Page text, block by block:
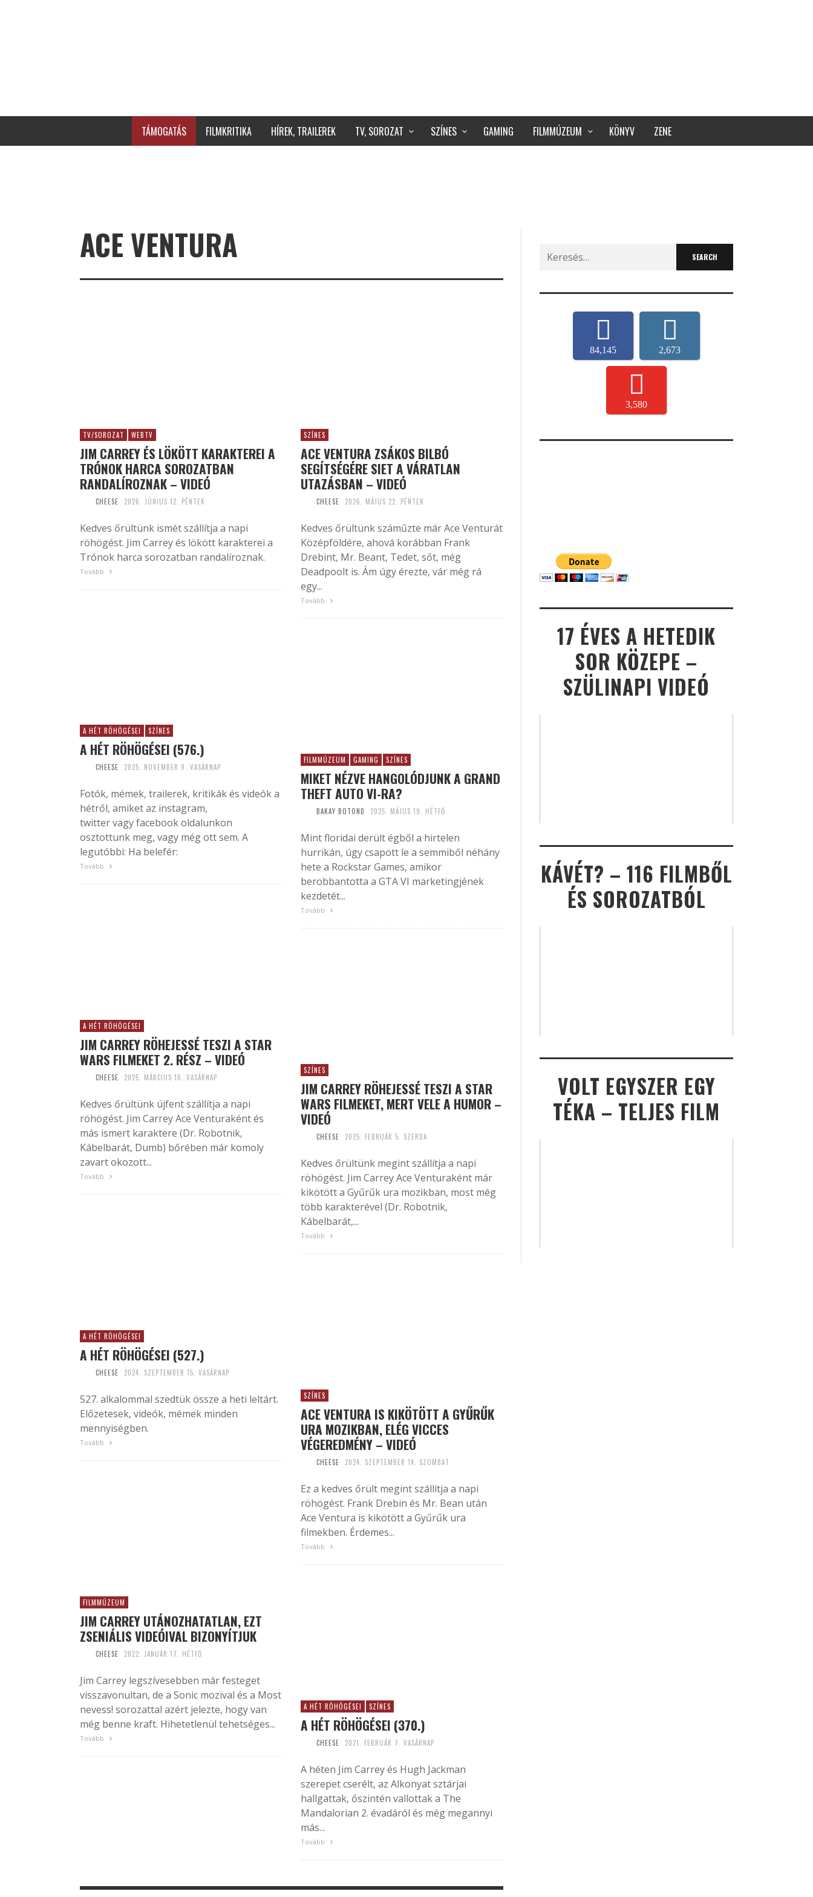
TÁMOGATÁS FILMKRITIKA HÍREK, TRAILEREK TV, SOROZAT SZÍNES GAMING FILMMÚZEUM KÖNYV ZENE
ACE VENTURA
TV/SOROZAT WEBTV
JIM CARREY ÉS LÖKÖTT KARAKTEREI A
TRÓNOK HARCA SOROZATBAN
RANDALÍROZNAK – VIDEÓ
CHEESE 2026. JÚNIUS 12. PÉNTEK
Kedves őrültünk ismét szállítja a napi
röhögést. Jim Carrey és lökött karakterei a
Trónok harca sorozatban randalíroznak.
Tovább
SZÍNES
ACE VENTURA ZSÁKOS BILBÓ
SEGÍTSÉGÉRE SIET A VÁRATLAN
UTAZÁSBAN – VIDEÓ
CHEESE 2026. MÁJUS 22. PÉNTEK
Kedves őrültünk száműzte már Ace Venturát
Középföldére, ahová korábban Frank
Drebint, Mr. Beant, Tedet, sőt, még
Deadpoolt is. Ám úgy érezte, vár még rá
egy...
Tovább
A HÉT RÖHÖGÉSEI SZÍNES
A HÉT RÖHÖGÉSEI (576.)
CHEESE 2025. NOVEMBER 9. VASÁRNAP
Fotók, mémek, trailerek, kritikák és videók a
hétről, amiket az instagram,
twitter vagy facebook oldalunkon
osztottunk meg, vagy még ott sem. A
legutóbbi: Ha belefér:
Tovább
FILMMÚZEUM GAMING SZÍNES
MIKET NÉZVE HANGOLÓDJUNK A GRAND
THEFT AUTO VI-RA?
BAKAY BOTOND 2025. MÁJUS 19. HÉTFŐ
Mint floridai derült égből a hirtelen
hurrikán, úgy csapott le a semmiből néhány
hete a Rockstar Games, amikor
berobbantotta a GTA VI marketingjének
kezdetét...
Tovább
A HÉT RÖHÖGÉSEI
JIM CARREY RÖHEJESSÉ TESZI A STAR
WARS FILMEKET 2. RÉSZ – VIDEÓ
CHEESE 2025. MÁRCIUS 16. VASÁRNAP
Kedves őrültünk újfent szállítja a napi
röhögést. Jim Carrey Ace Venturaként és
más ismert karaktere (Dr. Robotnik,
Kábelbarát, Dumb) bőrében már komoly
zavart okozott...
Tovább
SZÍNES
JIM CARREY RÖHEJESSÉ TESZI A STAR
WARS FILMEKET, MERT VELE A HUMOR –
VIDEÓ
CHEESE 2025. FEBRUÁR 5. SZERDA
Kedves őrültünk megint szállítja a napi
röhögést. Jim Carrey Ace Venturaként már
kikötött a Gyűrűk ura mozikban, most még
több karakterével (Dr. Robotnik,
Kábelbarát,...
Tovább
A HÉT RÖHÖGÉSEI
A HÉT RÖHÖGÉSEI (527.)
CHEESE 2024. SZEPTEMBER 15. VASÁRNAP
527. alkalommal szedtük össze a heti leltárt.
Előzetesek, videók, mémek minden
mennyiségben.
Tovább
SZÍNES
ACE VENTURA IS KIKÖTÖTT A GYŰRŰK
URA MOZIKBAN, ELÉG VICCES
VÉGEREDMÉNY – VIDEÓ
CHEESE 2024. SZEPTEMBER 14. SZOMBAT
Ez a kedves őrült megint szállítja a napi
röhögést. Frank Drebin és Mr. Bean után
Ace Ventura is kikötött a Gyűrűk ura
filmekben. Érdemes...
Tovább
FILMMÚZEUM
JIM CARREY UTÁNOZHATATLAN, EZT
ZSENIÁLIS VIDEÓIVAL BIZONYÍTJUK
CHEESE 2022. JANUÁR 17. HÉTFŐ
Jim Carrey legszívesebben már festeget
visszavonultan, de a Sonic mozival és a Most
nevess! sorozattal azért jelezte, hogy van
még benne kraft. Hihetetlenül tehetséges...
Tovább
A HÉT RÖHÖGÉSEI SZÍNES
A HÉT RÖHÖGÉSEI (370.)
CHEESE 2021. FEBRUÁR 7. VASÁRNAP
A héten Jim Carrey és Hugh Jackman
szerepet cserélt, az Alkonyat sztárjai
hallgattak, őszintén vallottak a The
Mandalorian 2. évadáról és még megannyi
más...
Tovább
Search
for:
84,145 2,673
3,580
17 ÉVES A HETEDIK
SOR KÖZEPE –
SZÜLINAPI VIDEÓ
KÁVÉT? – 116 FILMBŐL
ÉS SOROZATBÓL
VOLT EGYSZER EGY
TÉKA – TELJES FILM